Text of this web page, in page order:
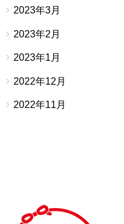
2023年3月
2023年2月
2023年1月
2022年12月
2022年11月